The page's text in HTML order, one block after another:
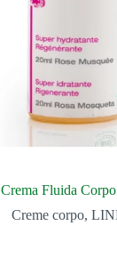
Crema Fluida
Creme corpo,